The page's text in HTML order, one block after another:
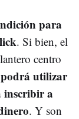
para
. Si bien, el
centro
podrá utilizar
inscribir a
. Y son